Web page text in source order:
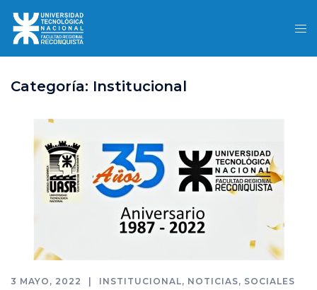
content
Categoría: Institucional
3 MAYO, 2022 INSTITUCIONAL, NOTICIAS, SOCIALES